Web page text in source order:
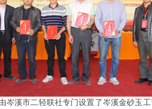
岑溪市二轻联社专门设置了岑溪金砂玉